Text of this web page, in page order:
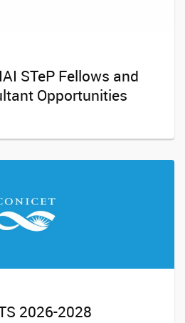
STeP Fellows and
Opportunities
2026-2028